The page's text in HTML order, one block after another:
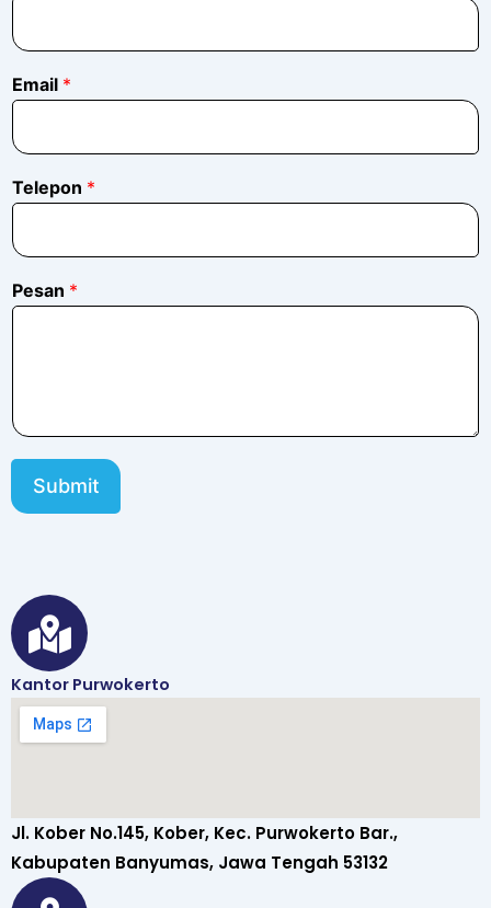
*
*
Email *
Telepon *
Pesan *
Submit
Kantor Purwokerto
Jl. Kober No.145, Kober, Kec. Purwokerto Bar.,
Kabupaten Banyumas, Jawa Tengah 53132